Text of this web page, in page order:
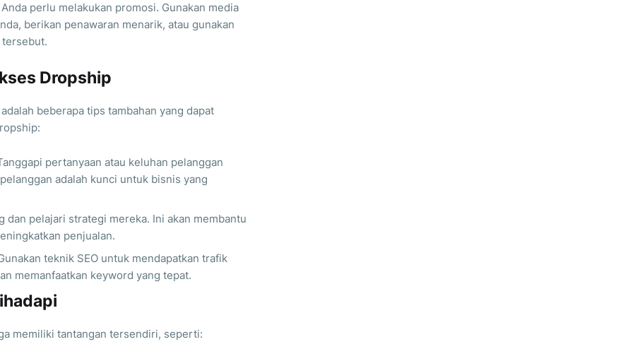
perlu melakukan promosi. Gunakan media
berikan penawaran menarik, atau gunakan
Dropship
beberapa tips tambahan yang dapat
pertanyaan atau keluhan pelanggan
adalah kunci untuk bisnis yang
dan pelajari strategi mereka. Ini akan membantu
penjualan.
teknik SEO untuk mendapatkan trafik
memanfaatkan keyword yang tepat.
memiliki tantangan tersendiri, seperti: